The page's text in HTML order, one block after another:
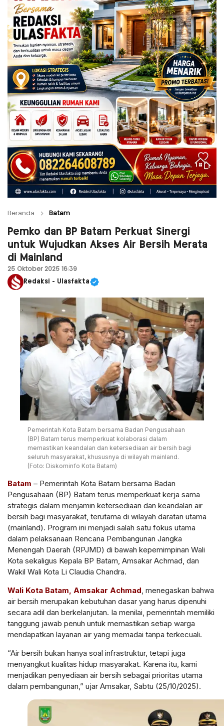
Beranda Batam
Pemko dan BP Batam Perkuat Sinergi
untuk Wujudkan Akses Air Bersih Merata
di Mainland
25 Oktober 2025 16:39
Redaksi - Ulasfakta
Pemerintah Kota Batam bersama Badan Pengusahaan
(BP) Batam terus memperkuat kolaborasi dalam
memastikan keandalan dan ketersediaan air bersih bagi
seluruh masyarakat, khususnya di wilayah mainland.
(Foto: Diskominfo Kota Batam)
Batam – Pemerintah Kota Batam bersama Badan
Pengusahaan (BP) Batam terus memperkuat kerja sama
strategis dalam menjamin ketersediaan dan keandalan air
bersih bagi masyarakat, terutama di wilayah daratan utama
(mainland). Program ini menjadi salah satu fokus utama
dalam pelaksanaan Rencana Pembangunan Jangka
Menengah Daerah (RPJMD) di bawah kepemimpinan Wali
Kota sekaligus Kepala BP Batam, Amsakar Achmad, dan
Wakil Wali Kota Li Claudia Chandra.
Wali Kota Batam, Amsakar Achmad , menegaskan bahwa
air bersih merupakan kebutuhan dasar yang harus dipenuhi
secara adil dan berkelanjutan. Ia menilai, pemerintah memiliki
tanggung jawab penuh untuk memastikan setiap warga
mendapatkan layanan air yang memadai tanpa terkecuali.
“Air bersih bukan hanya soal infrastruktur, tetapi juga
menyangkut kualitas hidup masyarakat. Karena itu, kami
menjadikan penyediaan air bersih sebagai prioritas utama
dalam pembangunan,” ujar Amsakar, Sabtu (25/10/2025).